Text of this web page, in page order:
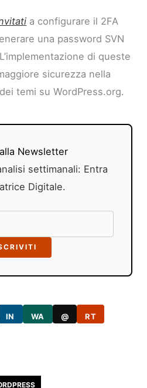
a configurare il 2FA
una password SVN
di queste
sicurezza nella
temi su WordPress.org.
Newsletter
settimanali: Entra
Digitale.
IN WA @ RT